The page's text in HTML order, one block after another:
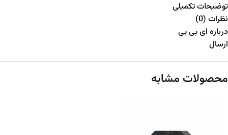
توضیحات تکمیلی
نظرات (0)
درباره ای بی بی
ارسال
محصولات مشابه